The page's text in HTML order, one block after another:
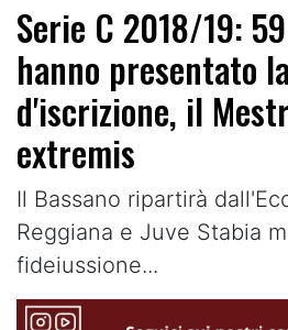
Serie C 2018/19:
hanno presentato
d'iscrizione, il
extremis
Il Bassano ripartirà
Reggiana e Juve Stabia
fideiussione...